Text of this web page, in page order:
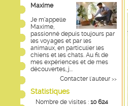
Maxime
Je m’appelle
Maxime,
passionné depuis toujours par
les voyages et par les
animaux, en particulier les
chiens et les chats. Au fil de
mes expériences et de mes
découvertes, j...
Contacter l'auteur >>
Statistiques
Nombre de visites : 10 624